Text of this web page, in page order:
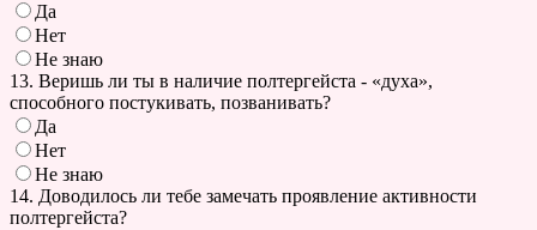
Да
Нет
Не знаю
13. Веришь ли ты в наличие полтергейста - «духа»,
способного постукивать, позванивать?
Да
Нет
Не знаю
14. Доводилось ли тебе замечать проявление активности
полтергейста?